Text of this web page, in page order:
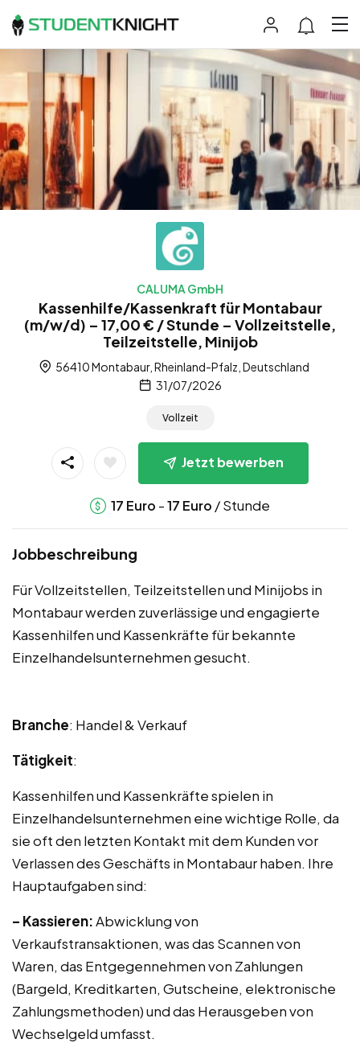
CALUMA GmbH
Kassenhilfe/Kassenkraft für Montabaur
(m/w/d) – 17,00 € / Stunde – Vollzeitstelle,
Teilzeitstelle, Minijob
56410 Montabaur, Rheinland-Pfalz, Deutschland
31/07/2026
Vollzeit
Jetzt bewerben
17 Euro -17 Euro / Stunde
Jobbeschreibung
Für Vollzeitstellen, Teilzeitstellen und Minijobs in
Montabaur werden zuverlässige und engagierte
Kassenhilfen und Kassenkräfte für bekannte
Einzelhandelsunternehmen gesucht.
Branche: Handel & Verkauf
Tätigkeit:
Kassenhilfen und Kassenkräfte spielen in
Einzelhandelsunternehmen eine wichtige Rolle, da
sie oft den letzten Kontakt mit dem Kunden vor
Verlassen des Geschäfts in Montabaur haben. Ihre
Hauptaufgaben sind:
– Kassieren:Abwicklung von
Verkaufstransaktionen, was das Scannen von
Waren, das Entgegennehmen von Zahlungen
(Bargeld, Kreditkarten, Gutscheine, elektronische
Zahlungsmethoden) und das Herausgeben von
Wechselgeld umfasst.